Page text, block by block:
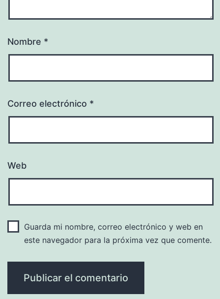
Nombre *
Correo electrónico *
Web
Guarda mi nombre, correo electrónico y web en
este navegador para la próxima vez que comente.